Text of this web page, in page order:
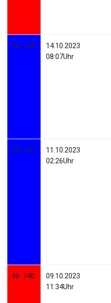
Nr. 142
14.10.2023
08:07Uhr
Nr. 141
11.10.2023
02:26Uhr
Nr. 140
09.10.2023
11:34Uhr